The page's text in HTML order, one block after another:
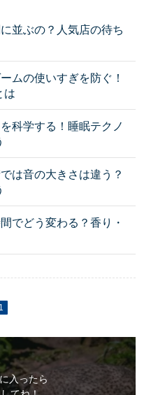
並ぶの？人気店の待ち
ムの使いすぎを防ぐ！
は
科学する！睡眠テクノ
は音の大きさは違う？
でどう変わる？香り・
入ったら